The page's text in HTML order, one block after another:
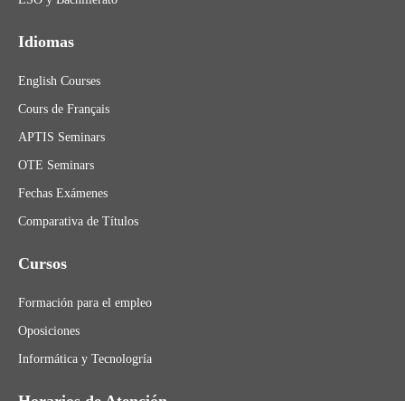
Idiomas
English Courses
Cours de Français
APTIS Seminars
OTE Seminars
Fechas Exámenes
Comparativa de Títulos
Cursos
Formación para el empleo
Oposiciones
Informática y Tecnologría